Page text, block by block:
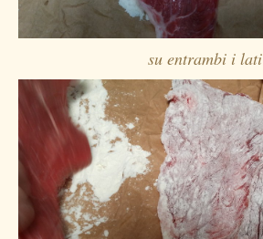
su entrambi i lati